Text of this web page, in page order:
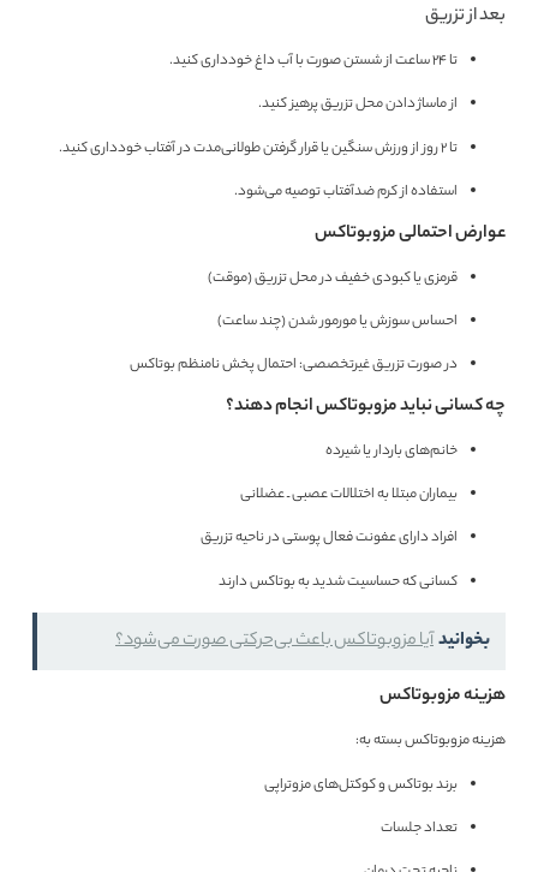
بعد از تزریق
تا ۲۴ ساعت از شستن صورت با آب داغ خودداری کنید.
از ماساژ دادن محل تزریق پرهیز کنید.
تا ۲ روز از ورزش سنگین یا قرار گرفتن طولانی‌مدت در آفتاب خودداری کنید.
استفاده از کرم ضدآفتاب توصیه می‌شود.
عوارض احتمالی مزوبوتاکس
قرمزی یا کبودی خفیف در محل تزریق (موقت)
احساس سوزش یا مورمور شدن (چند ساعت)
در صورت تزریق غیرتخصصی: احتمال پخش نامنظم بوتاکس
چه کسانی نباید مزوبوتاکس انجام دهند؟
خانم‌های باردار یا شیرده
بیماران مبتلا به اختلالات عصبی ـ عضلانی
افراد دارای عفونت فعال پوستی در ناحیه تزریق
کسانی که حساسیت شدید به بوتاکس دارند
بخوانیدآیا مزوبوتاکس باعث بی‌حرکتی صورت می‌شود؟
هزینه مزوبوتاکس
هزینه مزوبوتاکس بسته به:
برند بوتاکس و کوکتل‌های مزوتراپی
تعداد جلسات